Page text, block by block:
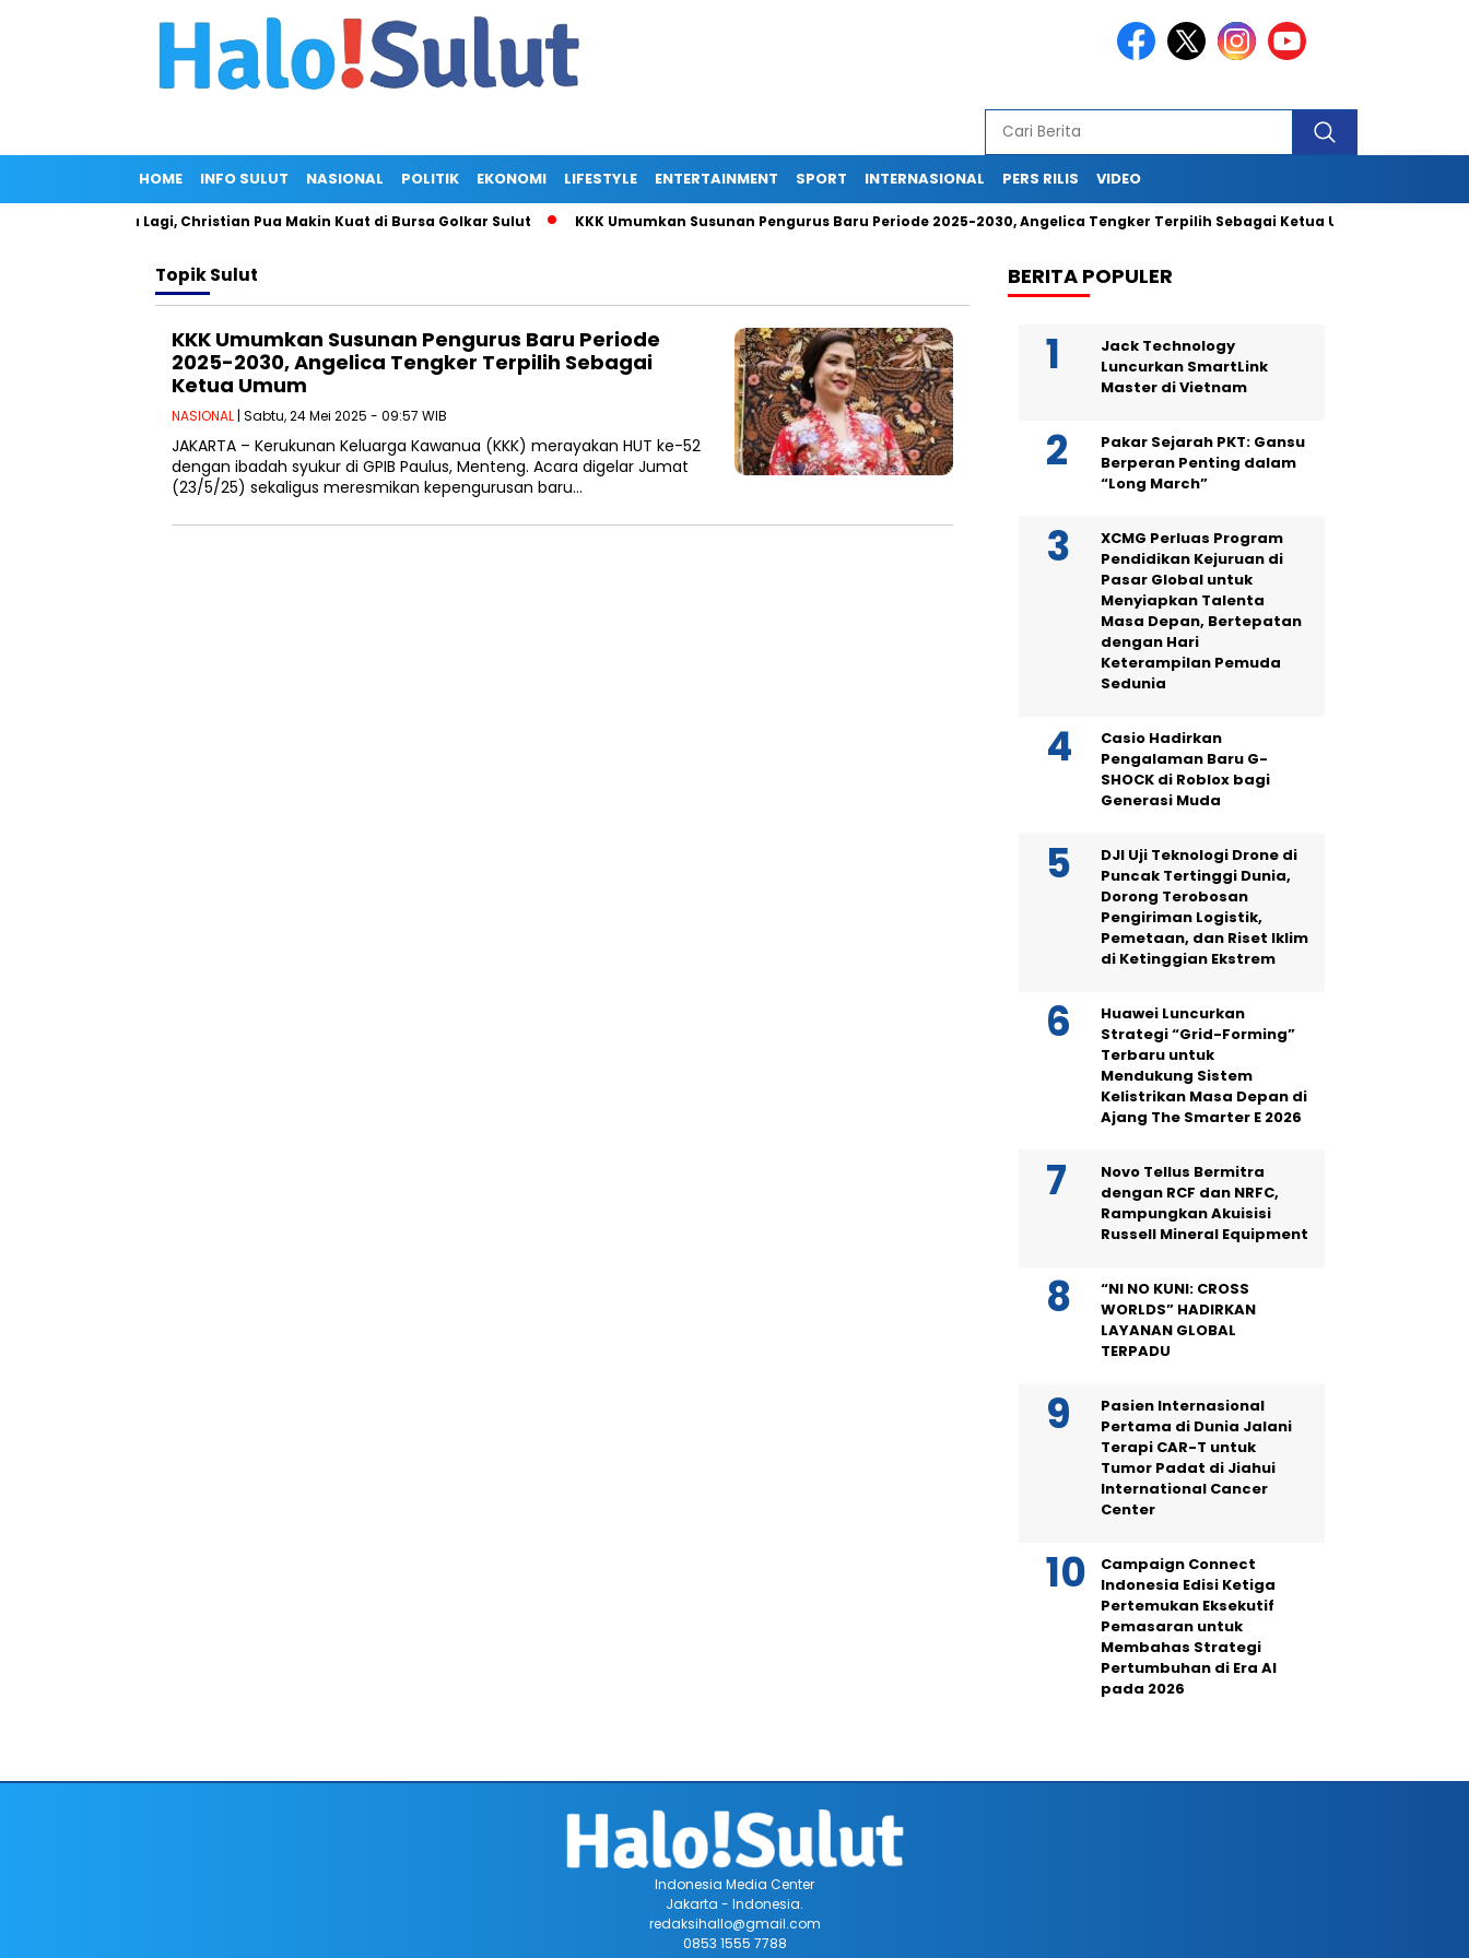
HOME INFO SULUT NASIONAL POLITIK EKONOMI LIFESTYLE ENTERTAINMENT SPORT INTERNASIONAL PERS RILIS VIDEO
Gagal Maju Lagi, Christian Pua Makin Kuat di Bursa Golkar Sulut KKK Umumkan Susunan Pengurus Baru Periode 2025-2030, Angelica Tengker Terpilih Sebagai Ketua Umum
TopikSulut
KKK Umumkan Susunan Pengurus Baru Periode
2025-2030, Angelica Tengker Terpilih Sebagai
Ketua Umum
NASIONAL | Sabtu, 24 Mei 2025 - 09:57 WIB
JAKARTA – Kerukunan Keluarga Kawanua (KKK) merayakan HUT ke-52
dengan ibadah syukur di GPIB Paulus, Menteng. Acara digelar Jumat
(23/5/25) sekaligus meresmikan kepengurusan baru…
BERITA POPULER
Jack Technology
Luncurkan SmartLink
Master di Vietnam
Pakar Sejarah PKT: Gansu
Berperan Penting dalam
“Long March”
XCMG Perluas Program
Pendidikan Kejuruan di
Pasar Global untuk
Menyiapkan Talenta
Masa Depan, Bertepatan
dengan Hari
Keterampilan Pemuda
Sedunia
Casio Hadirkan
Pengalaman Baru G-
SHOCK di Roblox bagi
Generasi Muda
DJI Uji Teknologi Drone di
Puncak Tertinggi Dunia,
Dorong Terobosan
Pengiriman Logistik,
Pemetaan, dan Riset Iklim
di Ketinggian Ekstrem
Huawei Luncurkan
Strategi “Grid-Forming”
Terbaru untuk
Mendukung Sistem
Kelistrikan Masa Depan di
Ajang The Smarter E 2026
Novo Tellus Bermitra
dengan RCF dan NRFC,
Rampungkan Akuisisi
Russell Mineral Equipment
“NI NO KUNI: CROSS
WORLDS” HADIRKAN
LAYANAN GLOBAL
TERPADU
Pasien Internasional
Pertama di Dunia Jalani
Terapi CAR-T untuk
Tumor Padat di Jiahui
International Cancer
Center
Campaign Connect
Indonesia Edisi Ketiga
Pertemukan Eksekutif
Pemasaran untuk
Membahas Strategi
Pertumbuhan di Era AI
pada 2026
Indonesia Media Center
Jakarta - Indonesia.
redaksihallo@gmail.com
0853 1555 7788